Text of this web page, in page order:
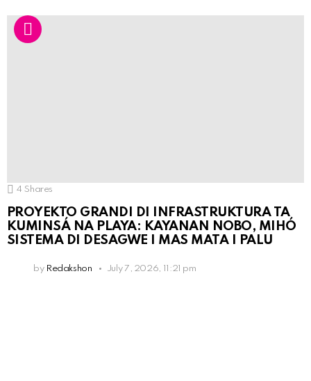
4 Shares
PROYEKTO GRANDI DI INFRASTRUKTURA TA
KUMINSÁ NA PLAYA: KAYANAN NOBO, MIHÓ
SISTEMA DI DESAGWE I MAS MATA I PALU
by Redakshon July 7, 2026, 11:21 pm